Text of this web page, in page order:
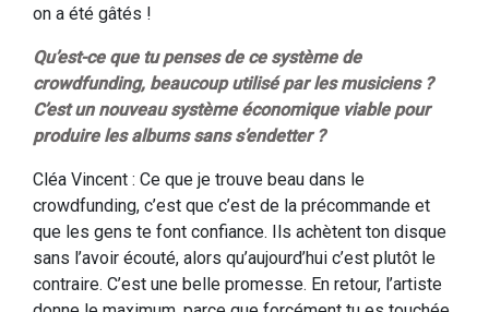
on a été gâtés !
Qu’est-ce que tu penses de ce système de
crowdfunding, beaucoup utilisé par les musiciens ?
C’est un nouveau système économique viable pour
produire les albums sans s’endetter ?
Cléa Vincent : Ce que je trouve beau dans le
crowdfunding, c’est que c’est de la précommande et
que les gens te font confiance. Ils achètent ton disque
sans l’avoir écouté, alors qu’aujourd’hui c’est plutôt le
contraire. C’est une belle promesse. En retour, l’artiste